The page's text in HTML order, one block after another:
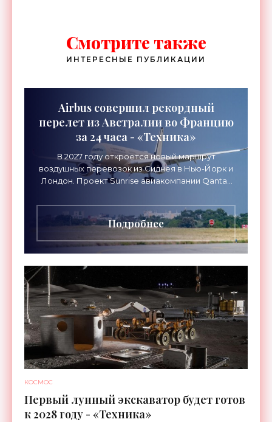
Смотрите также
ИНТЕРЕСНЫЕ ПУБЛИКАЦИИ
Airbus совершил рекордный
перелет из Австралии во Францию
за 24 часа - «Техника»
В 2027 году откроется новый маршрут
воздушных перевозок из Сиднея в Нью-Йорк и
Лондон. Проект Sunrise авиакомпании Qantas
длительностью до 24
Подробнее
КОСМОС
Первый лунный экскаватор будет готов
к 2028 году - «Техника»